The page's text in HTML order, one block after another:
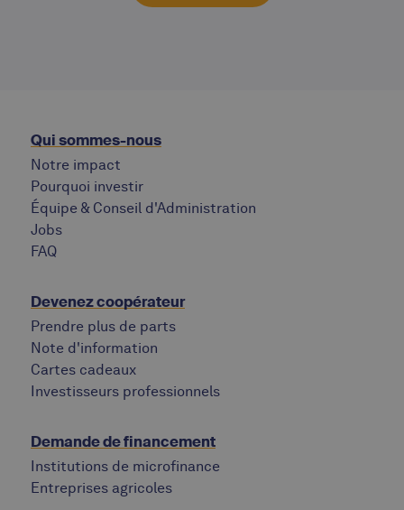
Qui sommes-nous
Notre impact
Pourquoi investir
Équipe & Conseil d'Administration
Jobs
‍FAQ
Devenez coopérateur
Prendre plus de parts
Note d'information
Cartes cadeaux
Investisseurs professionnels
Demande de financement
Institutions de microfinance
Entreprises agricoles